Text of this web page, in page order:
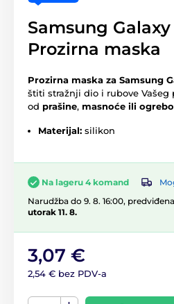
Samsung Galaxy
Prozirna maska
Prozirna maska za Samsung
štiti stražnji dio i rubove
od prašine, masnoće ili
Materijal: silikon
Na lageru 4 komand
Narudžba do 9. 8. 16:00,
utorak 11. 8.
3,07 €
2,54 € bez PDV-a